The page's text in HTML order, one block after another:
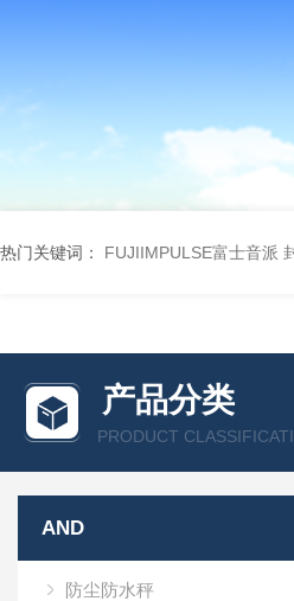
热门关键词： FUJIIMPULSE富士音派
产品分类
PRODUCT
AND
防尘防水秤